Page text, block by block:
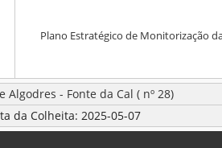
Plano Estratégico de Monitorização
Algodres - Fonte da Cal ( nº 28)
da Colheita: 2025-05-07